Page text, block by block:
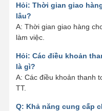
Hỏi: Thời gian giao
lâu?
A: Thời gian giao hàng
làm việc.
Hỏi: Các điều khoản
là gì?
A: Các điều khoản thanh
TT.
Q: Khả năng cung cấp